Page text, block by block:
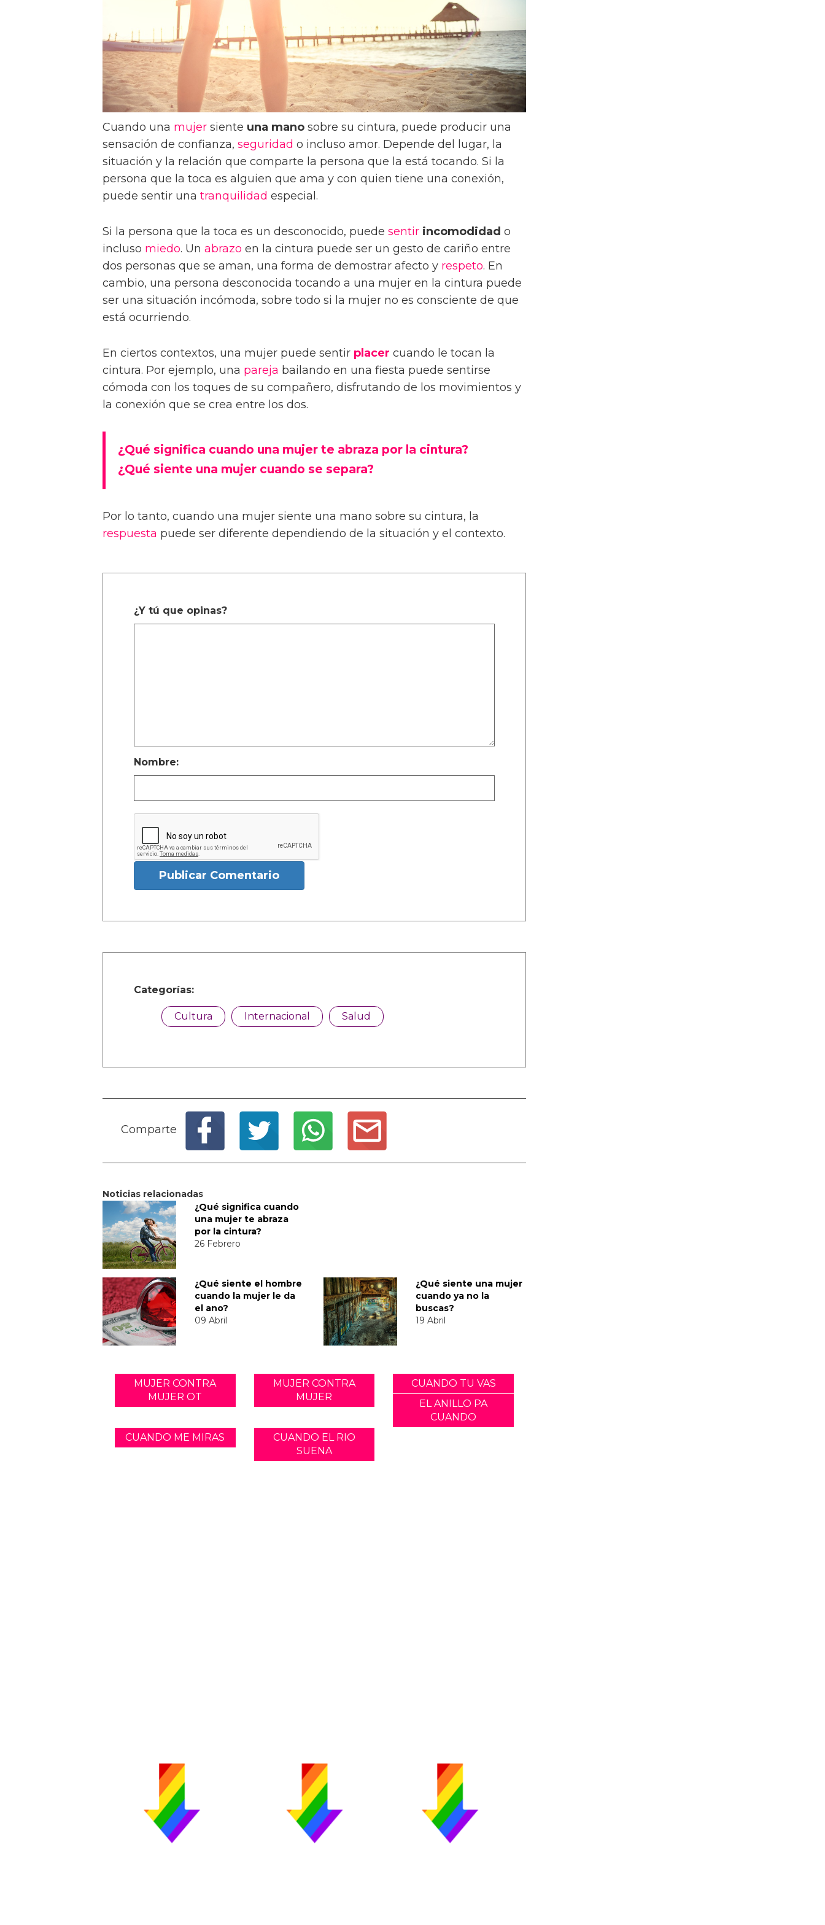
Cuando una mujer siente una mano sobre su cintura, puede producir una
sensación de confianza, seguridad o incluso amor. Depende del lugar, la
situación y la relación que comparte la persona que la está tocando. Si la
persona que la toca es alguien que ama y con quien tiene una conexión,
puede sentir una tranquilidad especial.
Si la persona que la toca es un desconocido, puede sentir incomodidad o
incluso miedo. Un abrazo en la cintura puede ser un gesto de cariño entre
dos personas que se aman, una forma de demostrar afecto y respeto. En
cambio, una persona desconocida tocando a una mujer en la cintura puede
ser una situación incómoda, sobre todo si la mujer no es consciente de que
está ocurriendo.
En ciertos contextos, una mujer puede sentir placer cuando le tocan la
cintura. Por ejemplo, una pareja bailando en una fiesta puede sentirse
cómoda con los toques de su compañero, disfrutando de los movimientos y
la conexión que se crea entre los dos.
¿Qué significa cuando una mujer te abraza por la cintura?
¿Qué siente una mujer cuando se separa?
Por lo tanto, cuando una mujer siente una mano sobre su cintura, la
respuesta puede ser diferente dependiendo de la situación y el contexto.
¿Y tú que opinas?
Nombre:
Publicar Comentario
Categorías:
Cultura Internacional Salud
Comparte
Noticias relacionadas
¿Qué significa cuando
una mujer te abraza
por la cintura?
26 Febrero
¿Qué siente el hombre
cuando la mujer le da
el ano?
09 Abril
¿Qué siente una mujer
cuando ya no la
buscas?
19 Abril
MUJER CONTRA
MUJER OT
MUJER CONTRA
MUJER
CUANDO TU VAS
EL ANILLO PA
CUANDO
CUANDO ME MIRAS
CUANDO EL RIO
SUENA